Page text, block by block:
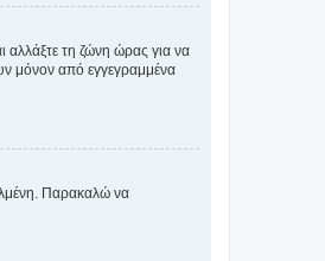
αλλάξτε τη ζώνη ώρας για να
μόνον από εγγεγραμμένα
Παρακαλώ να